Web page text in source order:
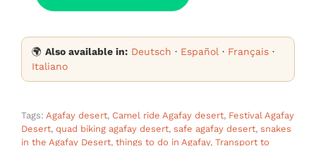
🌍 Also available in: Deutsch · Español · Français ·
Italiano
Tags: Agafay desert, Camel ride Agafay desert, Festival Agafay
Desert, quad biking agafay desert, safe agafay desert, snakes
in the Agafay Desert, things to do in Agafay, Transport to